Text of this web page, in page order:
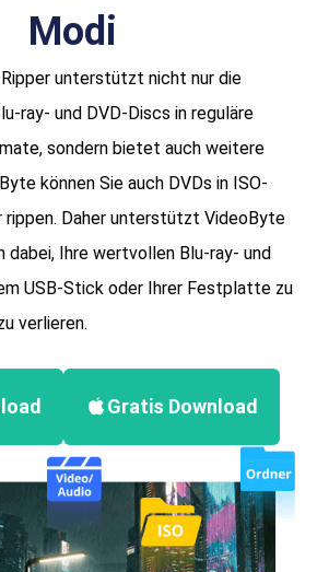
Modi
unterstützt nicht nur die
ray- und DVD-Discs in reguläre
sondern bietet auch weitere
können Sie auch DVDs in ISO-
rippen. Daher unterstützt VideoByte
dabei, Ihre wertvollen Blu-ray- und
USB-Stick oder Ihrer Festplatte zu
verlieren.
Gratis Download